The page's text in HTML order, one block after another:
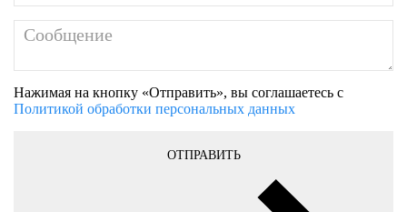
Нажимая на кнопку «Отправить», вы соглашаетесь с
Политикой обработки персональных данных
ОТПРАВИТЬ